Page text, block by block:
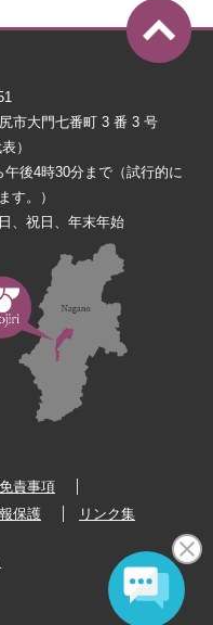
市大門七番町 3 番 3 号
）
後4時30分まで（試行的に
す。）
、祝日、年末年始
責事項
保護 リンク集